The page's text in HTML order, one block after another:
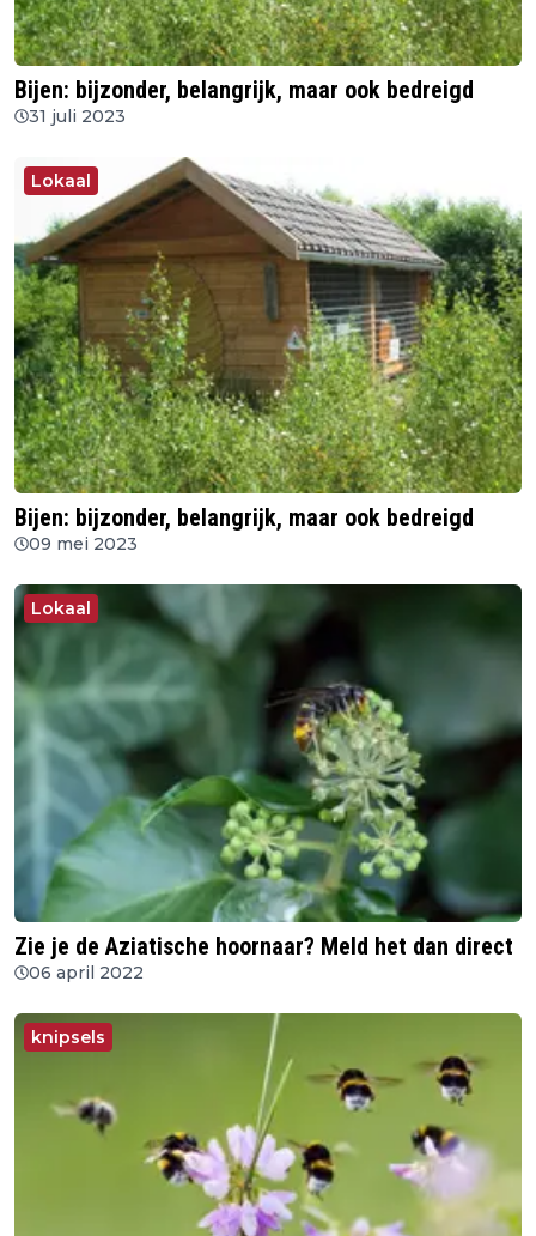
Bijen: bijzonder, belangrijk, maar ook bedreigd
31 juli 2023
Lokaal
Bijen: bijzonder, belangrijk, maar ook bedreigd
09 mei 2023
Lokaal
Zie je de Aziatische hoornaar? Meld het dan direct
06 april 2022
knipsels